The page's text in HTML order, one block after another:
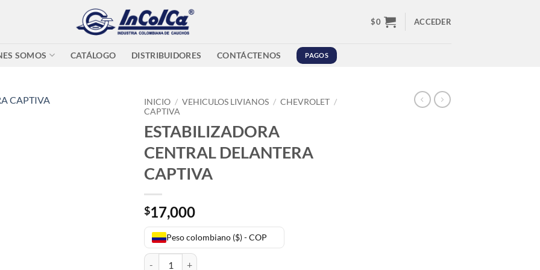
$0 ACCEDER
SOMOS CATÁLOGO DISTRIBUIDORES CONTÁCTENOS PAGOS
INICIO / VEHICULOS LIVIANOS / CHEVROLET /
CAPTIVA
ESTABILIZADORA
CENTRAL DELANTERA
CAPTIVA
$17,000
Peso colombiano ($) - COP
ESTABILIZADORA CENTRAL DELANTERA CAPTIVA cantidad